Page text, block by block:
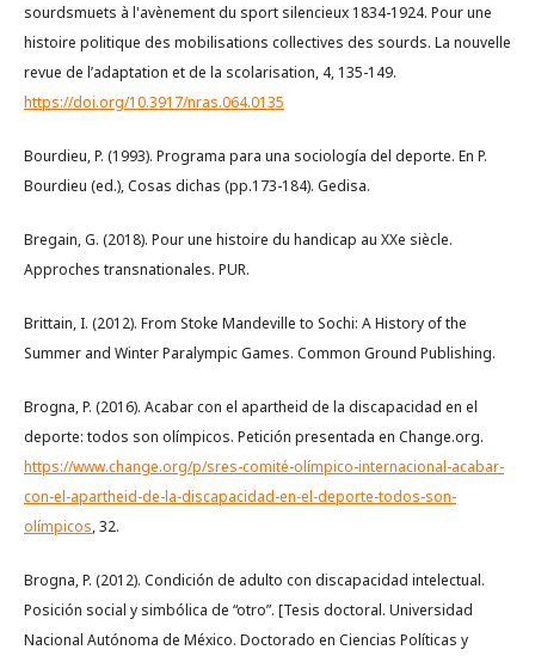
sourdsmuets à l'avènement du sport silencieux 1834-1924. Pour une
histoire politique des mobilisations collectives des sourds. La nouvelle
revue de l’adaptation et de la scolarisation, 4, 135-149.
https://doi.org/10.3917/nras.064.0135
Bourdieu, P. (1993). Programa para una sociología del deporte. En P.
Bourdieu (ed.), Cosas dichas (pp.173-184). Gedisa.
Bregain, G. (2018). Pour une histoire du handicap au XXe siècle.
Approches transnationales. PUR.
Brittain, I. (2012). From Stoke Mandeville to Sochi: A History of the
Summer and Winter Paralympic Games. Common Ground Publishing.
Brogna, P. (2016). Acabar con el apartheid de la discapacidad en el
deporte: todos son olímpicos. Petición presentada en Change.org.
https://www.change.org/p/sres-comité-olímpico-internacional-acabar-
con-el-apartheid-de-la-discapacidad-en-el-deporte-todos-son-
olímpicos, 32.
Brogna, P. (2012). Condición de adulto con discapacidad intelectual.
Posición social y simbólica de “otro”. [Tesis doctoral. Universidad
Nacional Autónoma de México. Doctorado en Ciencias Políticas y